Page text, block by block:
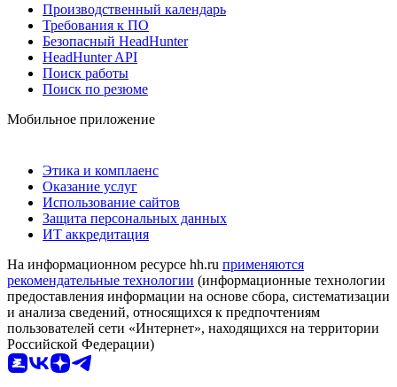
Производственный календарь
Требования к ПО
Безопасный HeadHunter
HeadHunter API
Поиск работы
Поиск по резюме
Мобильное приложение
Этика и комплаенс
Оказание услуг
Использование сайтов
Защита персональных данных
ИТ аккредитация
На информационном ресурсе hh.ru применяются
рекомендательные технологии (информационные технологии
предоставления информации на основе сбора, систематизации
и анализа сведений, относящихся к предпочтениям
пользователей сети «Интернет», находящихся на территории
Российской Федерации)